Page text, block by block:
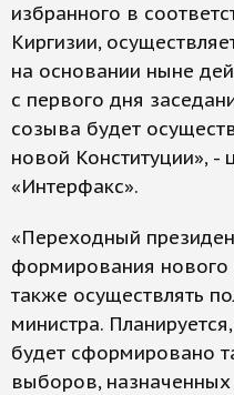
избранного в
Киргизии,
на основании ныне
с первого дня
созыва будет
новой Конституции», -
«Интерфакс».
«Переходный
формирования нового
также осуществлять
министра.
будет сформировано
выборов,